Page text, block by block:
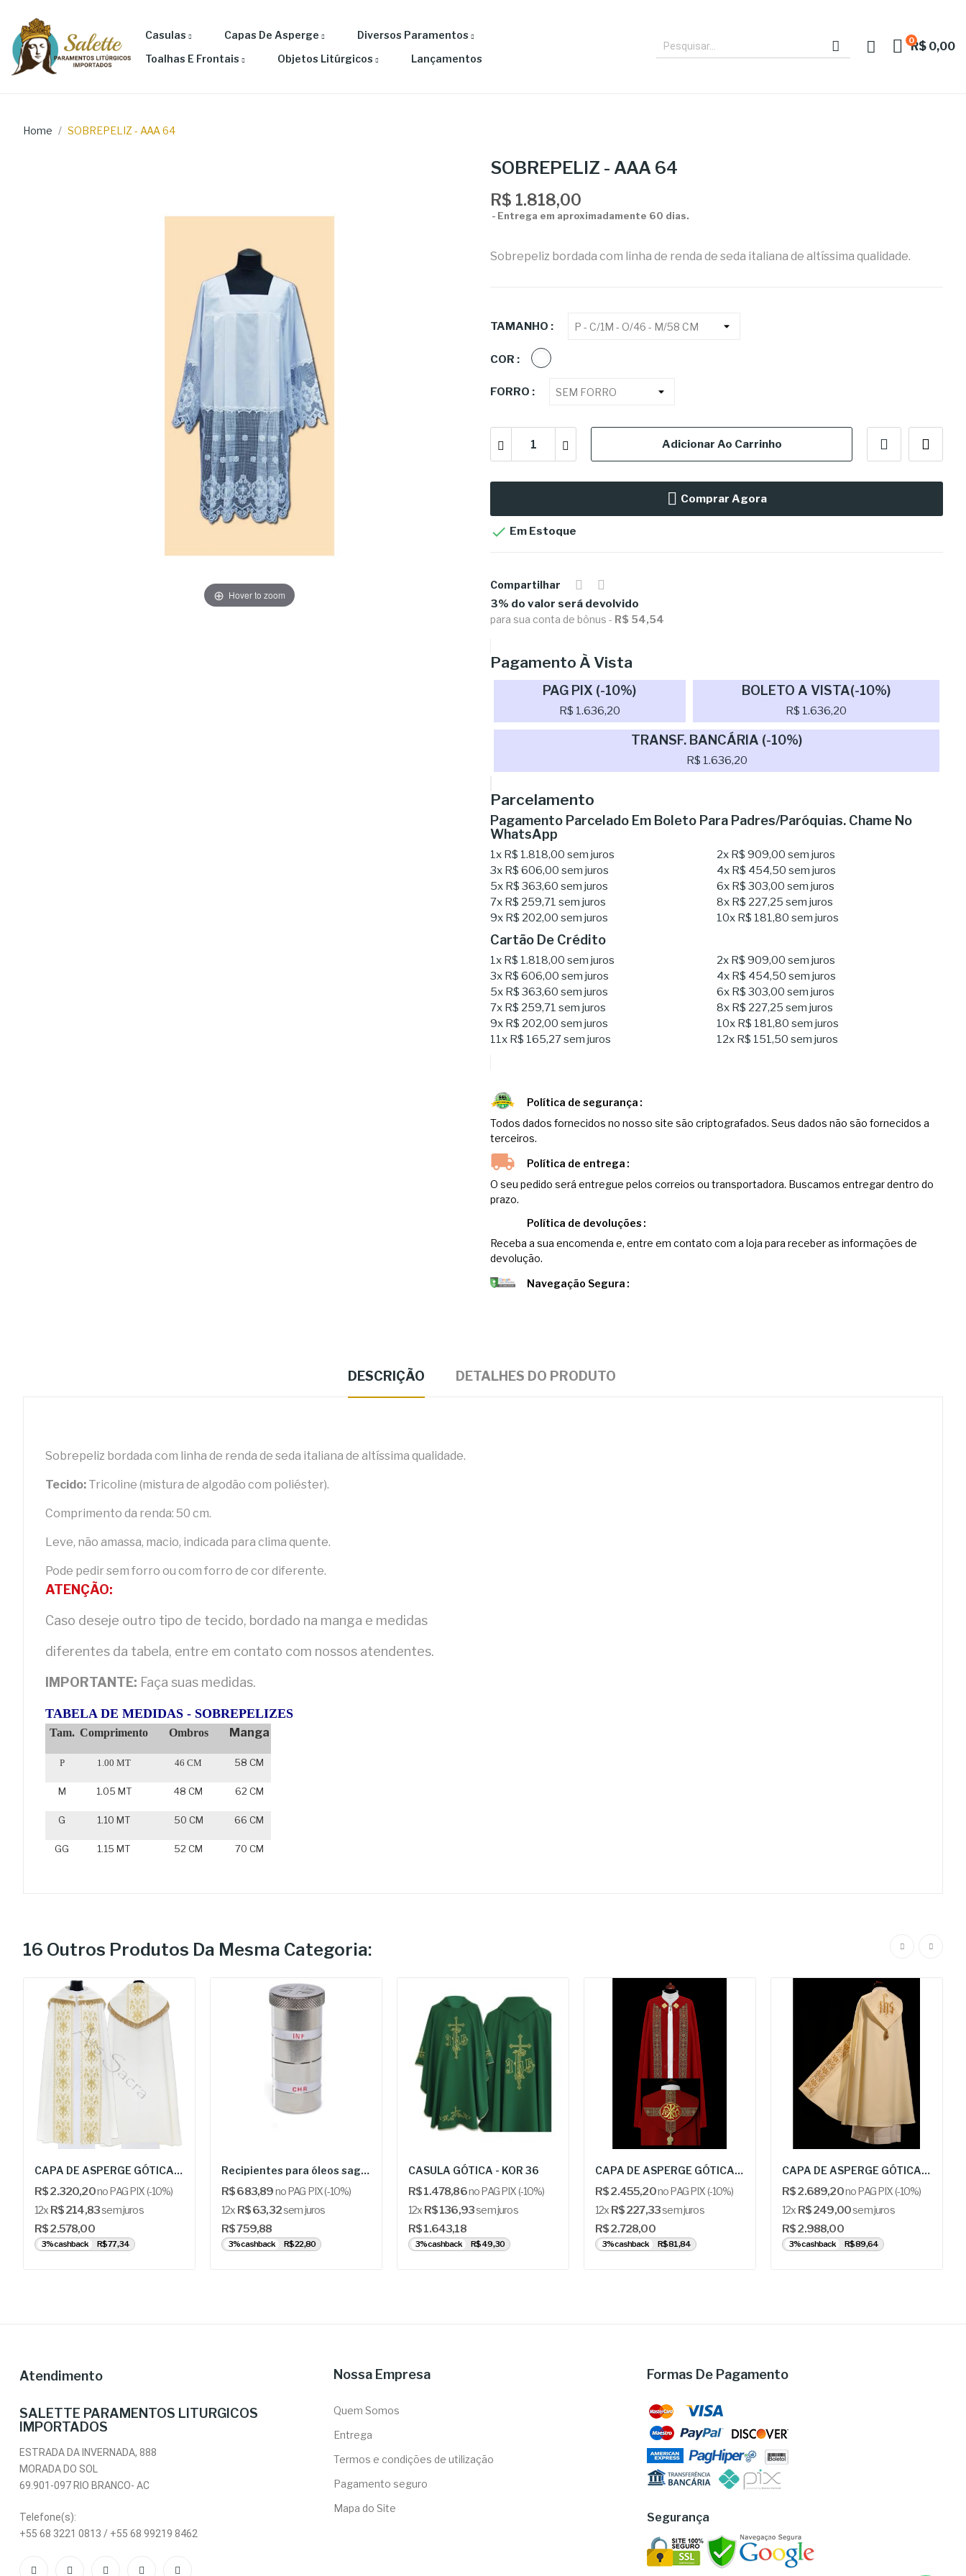
Casulas Capas De Asperge
Diversos Paramentos
Toalhas E Frontais
Objetos Litúrgicos Lançamentos
R$ 0,00
0
Home SOBREPELIZ - AAA 64
Hover to zoom
SOBREPELIZ - AAA 64
R$ 1.818,00
Entrega em aproximadamente 60 dias.
Sobrepeliz bordada com linha de renda de seda italiana de altíssima qualidade.
TAMANHO :
COR : BRANCO
FORRO :
Adicionar Ao Carrinho
Comprar Agora
 Em Estoque
Compartilhar
3% do valor será devolvido
para sua conta de bônus - R$ 54,54
Pagamento À Vista
PAG PIX (-10%)
R$ 1.636,20
BOLETO A VISTA(-10%)
R$ 1.636,20
TRANSF. BANCÁRIA (-10%)
R$ 1.636,20
Parcelamento
Pagamento Parcelado Em Boleto Para Padres/Paróquias. Chame No
WhatsApp
1x R$ 1.818,00 sem juros 2x R$ 909,00 sem juros
3x R$ 606,00 sem juros 4x R$ 454,50 sem juros
5x R$ 363,60 sem juros 6x R$ 303,00 sem juros
7x R$ 259,71 sem juros 8x R$ 227,25 sem juros
9x R$ 202,00 sem juros 10x R$ 181,80 sem juros
Cartão De Crédito
1x R$ 1.818,00 sem juros 2x R$ 909,00 sem juros
3x R$ 606,00 sem juros 4x R$ 454,50 sem juros
5x R$ 363,60 sem juros 6x R$ 303,00 sem juros
7x R$ 259,71 sem juros 8x R$ 227,25 sem juros
9x R$ 202,00 sem juros 10x R$ 181,80 sem juros
11x R$ 165,27sem juros 12x R$ 151,50 sem juros
Política de segurança
Todos dados fornecidos no nosso site são criptografados. Seus dados não são fornecidos a
terceiros.
Política de entrega
O seu pedido será entregue pelos correios ou transportadora. Buscamos entregar dentro do
prazo.
Política de devoluções
Receba a sua encomenda e, entre em contato com a loja para receber as informações de
devolução.
Navegação Segura
DESCRIÇÃO DETALHES DO PRODUTO
Sobrepeliz bordada com linha de renda de seda italiana de altíssima qualidade.
Tecido: Tricoline (mistura de algodão com poliéster).
Comprimento da renda: 50 cm.
Leve, não amassa, macio, indicada para clima quente.
Pode pedir sem forro ou com forro de cor diferente.
ATENÇÃO:
Caso deseje outro tipo de tecido, bordado na manga e medidas
diferentes da tabela, entre em contato com nossos atendentes.
IMPORTANTE: Faça suas medidas.
TABELA DE MEDIDAS - SOBREPELIZES
Tam. Comprimento Ombros Manga
P 1.00 MT 46 CM 58 CM
M 1.05 MT 48 CM 62 CM
G 1.10 MT 50 CM 66 CM
GG 1.15 MT 52 CM 70 CM
16 Outros Produtos Da Mesma Categoria:
CAPA DE ASPERGE GÓTICA - ARS K557-AKf
R$ 2.320,20no PAG PIX (-10%)
12x R$ 214,83sem juros
R$ 2.578,00
3% cashback R$ 77,34
Recipientes para óleos sagrados - ALMR 882
R$ 683,89no PAG PIX (-10%)
12x R$ 63,32sem juros
R$ 759,88
3% cashback R$ 22,80
CASULA GÓTICA - KOR 36
R$ 1.478,86no PAG PIX (-10%)
12x R$ 136,93sem juros
R$ 1.643,18
3% cashback R$ 49,30
CAPA DE ASPERGE GÓTICA - ALB 3-313 C
R$ 2.455,20no PAG PIX (-10%)
12x R$ 227,33sem juros
R$ 2.728,00
3% cashback R$ 81,84
CAPA DE ASPERGE GÓTICA - ALB 3-47 K
R$ 2.689,20no PAG PIX (-10%)
12x R$ 249,00sem juros
R$ 2.988,00
3% cashback R$ 89,64
Atendimento
SALETTE PARAMENTOS LITURGICOS
IMPORTADOS
ESTRADA DA INVERNADA, 888
MORADA DO SOL
69.901-097 RIO BRANCO- AC
Telefone(s):
+55 68 3221 0813 / +55 68 99219 8462
Nossa Empresa
Quem Somos
Entrega
Termos e condições de utilização
Pagamento seguro
Mapa do Site
Formas De Pagamento
Segurança